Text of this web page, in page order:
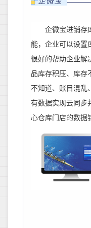
企微宝进销存
能，企业可以设置
很好的帮助企业解
品库存积压、库存
不知道、账目混乱
有数据实现云同步
心仓库门店的数据